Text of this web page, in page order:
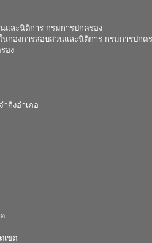
และนิติการ กรมการปกครอง
กองการสอบสวนและนิติการ กรมการปกค
อง
กิ่งอำเภอ
เขต